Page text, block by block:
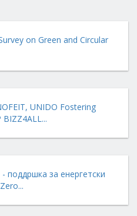
on Green and Circular
UNIDO Fostering
поддршка за енергетски